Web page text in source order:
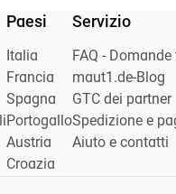
Paesi
Italia
Francia
Spagna
Portogallo
Austria
Croazia
Servizio
FAQ -
maut1.de-Blog
GTC dei partner
Spedizione e
Aiuto e contatti